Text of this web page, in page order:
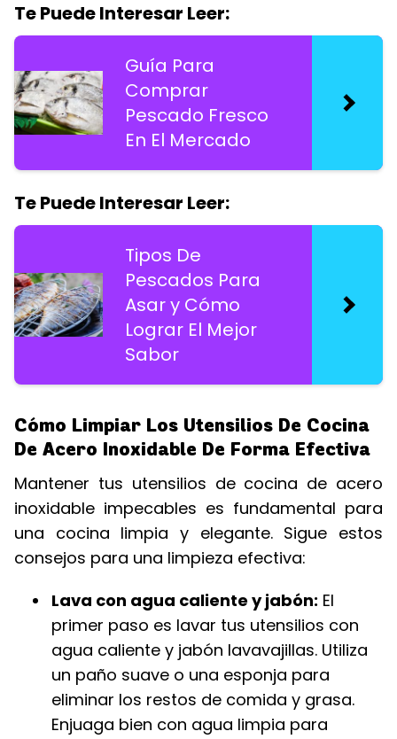
Te Puede Interesar Leer:
Guía Para
Comprar
Pescado Fresco
En El Mercado
Te Puede Interesar Leer:
Tipos De
Pescados Para
Asar y Cómo
Lograr El Mejor
Sabor
Cómo Limpiar Los Utensilios De Cocina
De Acero Inoxidable De Forma Efectiva
Mantener tus utensilios de cocina de acero
inoxidable impecables es fundamental para
una cocina limpia y elegante. Sigue estos
consejos para una limpieza efectiva:
Lava con agua caliente y jabón: El
primer paso es lavar tus utensilios con
agua caliente y jabón lavavajillas. Utiliza
un paño suave o una esponja para
eliminar los restos de comida y grasa.
Enjuaga bien con agua limpia para